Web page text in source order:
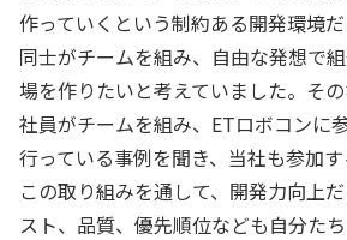
作っていくという制約ある開発環境
同士がチームを組み、自由な発想で
場を作りたいと考えていました。そ
社員がチームを組み、ETロボコンに
行っている事例を聞き、当社も参加す
この取り組みを通して、開発力向上
スト、品質、優先順位なども自分た